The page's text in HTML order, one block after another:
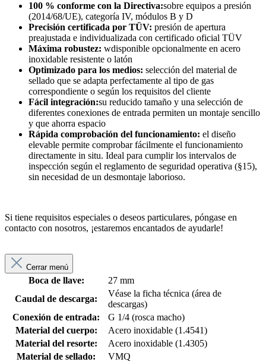
100 % conforme con la Directiva:sobre equipos a presión
(2014/68/UE), categoría IV, módulos B y D
Precisión certificada por TÜV: presión de apertura
preajustada e individualizada con certificado oficial TÜV
Máxima robustez: wdisponible opcionalmente en acero
inoxidable resistente o latón
Optimizado para los medios: selección del material de
sellado que se adapta perfectamente al tipo de gas
correspondiente o según los requisitos del cliente
Fácil integración:su reducido tamaño y una selección de
diferentes conexiones de entrada permiten un montaje sencillo
y que ahorra espacio
Rápida comprobación del funcionamiento: el diseño
elevable permite comprobar fácilmente el funcionamiento
directamente in situ. Ideal para cumplir los intervalos de
inspección según el reglamento de seguridad operativa (§15),
sin necesidad de un desmontaje laborioso.
Si tiene requisitos especiales o deseos particulares, póngase en
contacto con nosotros, ¡estaremos encantados de ayudarle!
Cerrar menú
Boca de llave:
27 mm
Caudal de descarga:
Véase la ficha técnica (área de
descargas)
Conexión de entrada:
G 1/4 (rosca macho)
Material del cuerpo:
Acero inoxidable (1.4541)
Material del resorte:
Acero inoxidable (1.4305)
Material de sellado:
VMQ